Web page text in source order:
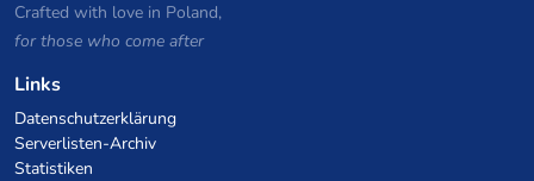
Crafted with love in Poland,
for those who come after
Links
Datenschutzerklärung
Serverlisten-Archiv
Statistiken